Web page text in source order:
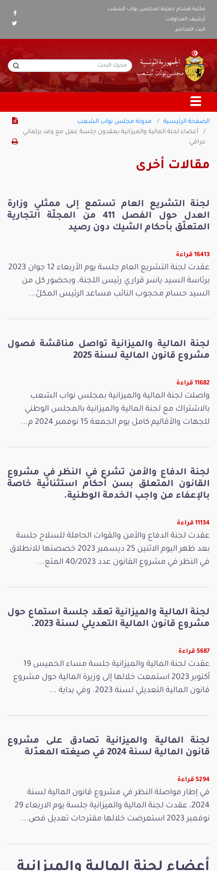
مكتبة هشام جعيّط لمجلس نواب الشعب
أرشيف المداولات
البث المباشر
الصفحة الرئيسية
مدونة مجلس نواب الشعب
أعضاء لجنة المالية والميزانية يعقدون جلسة عمل مع وفد برلماني
عراقي
أعضاء لجنة المالية والميزانية
مقالات أخرى
لجنة التشريع العام تستمع إلى ممثلي وزارة
العدل حول الفصل 411 من المجلّة التجارية
المتعلّق بأحكام الشيك دون رصيد
16413 قراءة
عقدت لجنة التشريع العام جلسة يوم الأربعاء 12 جوان 2023
برئاسة السيد ياسر قراري رئيس اللجنة، وبحضور كل من
السيد حسام محجوب النائب مساعد الرئيس المكلّ...
لجنة المالية والميزانية تواصل مناقشة فصول
مشروع قانون المالية لسنة 2025
11682 قراءة
واصلت لجنة المالية والميزانية بمجلس نواب الشعب
بالاشتراك مع لجنة المالية والميزانية بالمجلس الوطني
للجهات والأقاليم كامل يوم الجمعة 15 نوفمبر 2024 م...
لجنة الدفاع والأمن تشرع في النظر في مشروع
القانون المتعلق بسن أحكام استثنائية خاصة
بالإعفاء من واجب الخدمة الوطنية.
11134 قراءة
عقدت لجنة الدفاع والأمن والقوات الحاملة للسلاح جلسة
بعد ظهر اليوم الاثنين 25 ديسمبر 2023 خصصتها للانطلاق
في النظر في مشروع القانون عدد 40/2023 المتع...
لجنة المالية والميزانية تعقد جلسة استماع حول
مشروع قانون المالية التعديلي لسنة 2023.
5687 قراءة
عقدت لجنة المالية والميزانية جلسة مساء الخميس 19
أكتوبر 2023 استمعت خلالها إلى وزيرة المالية حول مشروع
قانون المالية التعديلي لسنة 2023. وفي بداية ...
لجنة المالية والميزانية تصادق على مشروع
قانون المالية لسنة 2024 في صيغته المعدّلة
5294 قراءة
في إطار مواصلة النظر في مشروع قانون المالية لسنة
2024، عقدت لجنة المالية والميزانية جلسة يوم الاربعاء 29
نوفمبر 2023 استعرضت خلالها مقترحات تعديل فص...